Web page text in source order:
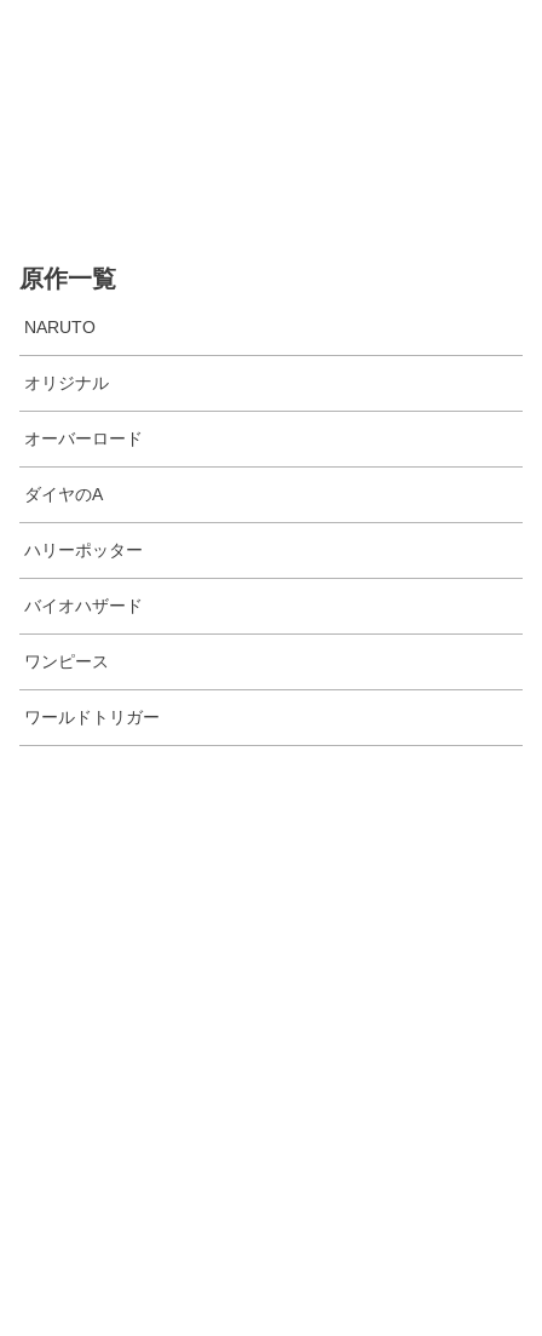
原作一覧
NARUTO
オリジナル
オーバーロード
ダイヤのA
ハリーポッター
バイオハザード
ワンピース
ワールドトリガー